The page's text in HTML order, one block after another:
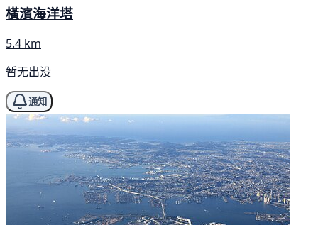
橫濱海洋塔
5.4 km
暂无出没
通知